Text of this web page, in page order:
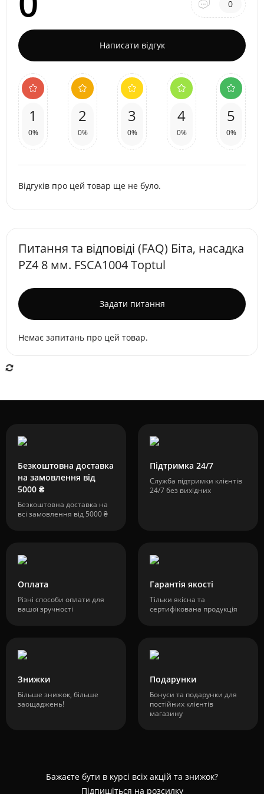
0
Написати відгук
1
0%
2
0%
3
0%
4
0%
5
0%
Відгуків про цей товар ще не було.
Питання та відповіді (FAQ) Біта, насадка
PZ4 8 мм. FSCA1004 Toptul
Задати питання
Немає запитань про цей товар.
Безкоштовна доставка
на замовлення від
5000 ₴
Безкоштовна доставка на
всі замовлення від 5000 ₴
Підтримка 24/7
Служба підтримки клієнтів
24/7 без вихідних
Оплата
Різні способи оплати для
вашої зручності
Гарантія якості
Тільки якісна та
сертифікована продукція
Знижки
Більше знижок, більше
заощаджень!
Подарунки
Бонуси та подарунки для
постійних клієнтів
магазину
Бажаєте бути в курсі всіх акцій та знижок?
Підпишіться на розсилку